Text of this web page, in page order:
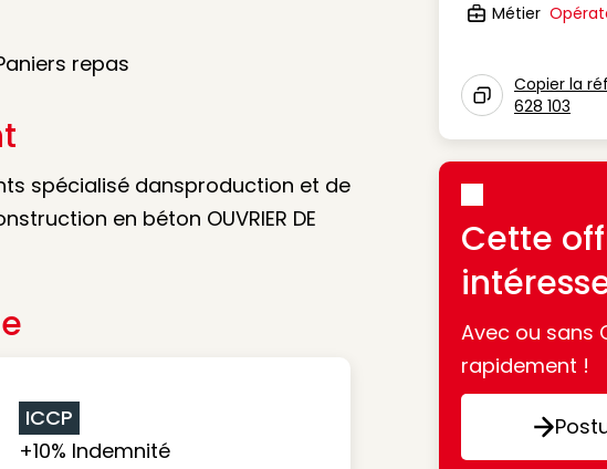
repas
spécialisé dansproduction et de
en béton OUVRIER DE
ICCP
+10% Indemnité
Métier
Icon copy to
Copier la
628 103
Cette
Avec ou sans
rapidement !